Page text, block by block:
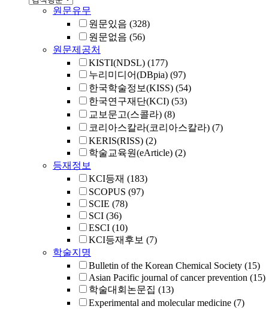
원문유무
원문있음 (328)
원문없음 (56)
원문제공처
KISTI(NDSL) (177)
누리미디어(DBpia) (97)
한국학술정보(KISS) (54)
한국연구재단(KCI) (53)
교보문고(스콜라) (8)
코리아스칼라(코리아스칼라) (7)
KERIS(RISS) (2)
학술교육원(eArticle) (2)
등재정보
KCI등재 (183)
SCOPUS (97)
SCIE (78)
SCI (36)
ESCI (10)
KCI등재후보 (7)
학술지명
Bulletin of the Korean Chemical Society (15)
Asian Pacific journal of cancer prevention (15)
학술대회논문집 (13)
Experimental and molecular medicine (7)